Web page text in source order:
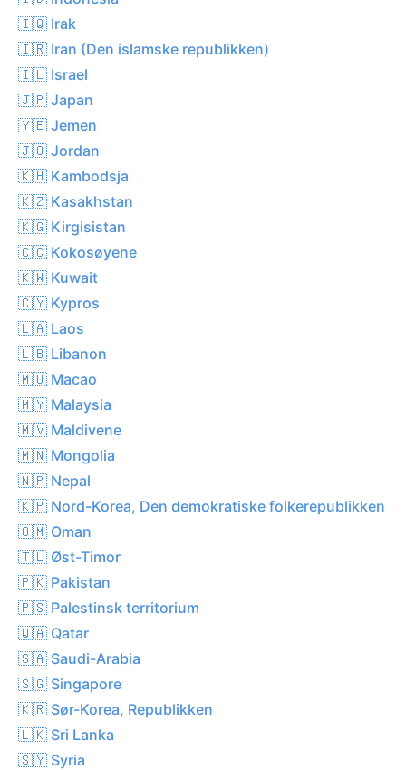
🇮🇶 Irak
🇮🇷 Iran (Den islamske republikken)
🇮🇱 Israel
🇯🇵 Japan
🇾🇪 Jemen
🇯🇴 Jordan
🇰🇭 Kambodsja
🇰🇿 Kasakhstan
🇰🇬 Kirgisistan
🇨🇨 Kokosøyene
🇰🇼 Kuwait
🇨🇾 Kypros
🇱🇦 Laos
🇱🇧 Libanon
🇲🇴 Macao
🇲🇾 Malaysia
🇲🇻 Maldivene
🇲🇳 Mongolia
🇳🇵 Nepal
🇰🇵 Nord-Korea, Den demokratiske folkerepublikken
🇴🇲 Oman
🇹🇱 Øst-Timor
🇵🇰 Pakistan
🇵🇸 Palestinsk territorium
🇶🇦 Qatar
🇸🇦 Saudi-Arabia
🇸🇬 Singapore
🇰🇷 Sør-Korea, Republikken
🇱🇰 Sri Lanka
🇸🇾 Syria